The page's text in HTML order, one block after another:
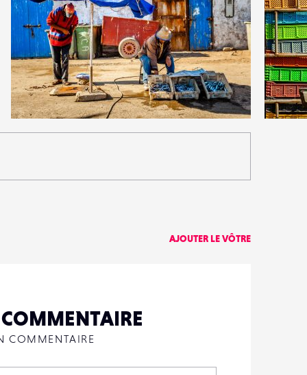
3
27
2
AJOUTER LE VÔTRE
COMMENTAIRE